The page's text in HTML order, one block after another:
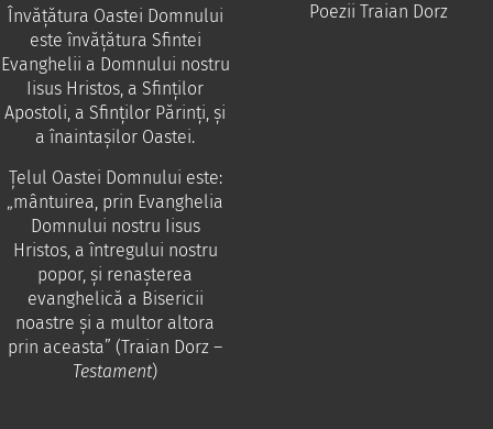
Învăţătura Oastei Domnului
este învăţătura Sfintei
Evanghelii a Domnului nostru
Iisus Hristos, a Sfinţilor
Apostoli, a Sfinţilor Părinţi, şi
a înaintaşilor Oastei.
Ţelul Oastei Domnului este:
„mântuirea, prin Evanghelia
Domnului nostru Iisus
Hristos, a întregului nostru
popor, şi renaşterea
evanghelică a Bisericii
noastre şi a multor altora
prin aceasta” (Traian Dorz –
Testament)
Poezii Traian Dorz